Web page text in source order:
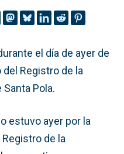
el día de ayer de
Registro de la
Pola.
estuvo ayer por la
de la